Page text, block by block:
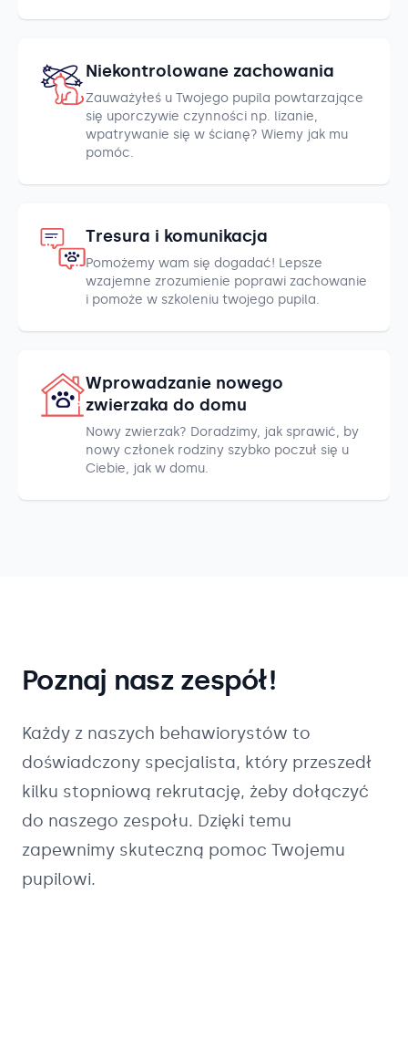
Niekontrolowane zachowania
Zauważyłeś u Twojego pupila powtarzające
się uporczywie czynności np. lizanie,
wpatrywanie się w ścianę? Wiemy jak mu
pomóc.
Tresura i komunikacja
Pomożemy wam się dogadać! Lepsze
wzajemne zrozumienie poprawi zachowanie
i pomoże w szkoleniu twojego pupila.
Wprowadzanie nowego
zwierzaka do domu
Nowy zwierzak? Doradzimy, jak sprawić, by
nowy członek rodziny szybko poczuł się u
Ciebie, jak w domu.
Poznaj nasz zespół!
Każdy z naszych behawiorystów to
doświadczony specjalista, który przeszedł
kilku stopniową rekrutację, żeby dołączyć
do naszego zespołu. Dzięki temu
zapewnimy skuteczną pomoc Twojemu
pupilowi.